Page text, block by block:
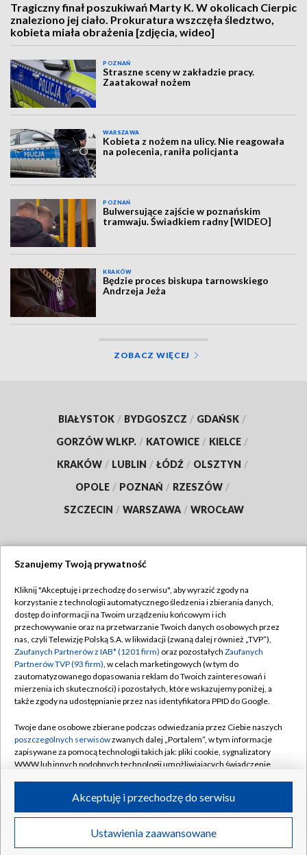
Tragiczny finał poszukiwań Marty K. W okolicach Cierpic
znaleziono jej ciało. Prokuratura wszczęła śledztwo,
kobieta miała obrażenia [zdjęcia, wideo]
POZNAŃ
Straszne sceny w zakładzie pracy.
Zaatakował nożem
WARSZAWA
Kobieta z nożem na ulicy. Nie reagowała
na polecenia, raniła policjanta
POZNAŃ
Bulwersujące zajście w poznańskim
tramwaju. Świadkiem radny [WIDEO]
KRAKÓW
Będzie proces biskupa tarnowskiego
Andrzeja Jeża
ZOBACZ WIĘCEJ
BIAŁYSTOK / BYDGOSZCZ / GDAŃSK /
GORZÓW WLKP. / KATOWICE / KIELCE /
KRAKÓW / LUBLIN / ŁÓDŹ / OLSZTYN /
OPOLE / POZNAŃ / RZESZÓW /
SZCZECIN / WARSZAWA / WROCŁAW
TVP
Abonament TVP
Emisja w TVP
Centrum informacji TVP
Naziemna Telewizja Cyfrowa
Rada Programowa
System NOS
Informacje o nadawcy
Program dla prasy
Ogłoszenie przetargowe
Regulamin TVP
Polityka prywatności
Moje zgody
Pomoc
Kontakt
Kanały
©2026 Telewizja Polska S.A. w likwidacji
Szanujemy Twoją prywatność
Kliknij "Akceptuję i przechodzę do serwisu", aby wyrazić zgody na
korzystanie z technologii automatycznego śledzenia i zbierania danych,
dostęp do informacji na Twoim urządzeniu końcowym i ich
przechowywanie oraz na przetwarzanie Twoich danych osobowych przez
nas, czyli Telewizję Polską S.A. w likwidacji (zwaną dalej również „TVP”),
Zaufanych Partnerów z IAB* (1201 firm) oraz pozostałych Zaufanych
Partnerów TVP (93 firm), w celach marketingowych (w tym do
zautomatyzowanego dopasowania reklam do Twoich zainteresowań i
mierzenia ich skuteczności) i pozostałych, które wskazujemy poniżej, a
także zgody na udostępnianie przez nas identyfikatora PPID do Google.
Twoje dane osobowe zbierane podczas odwiedzania przez Ciebie naszych
poszczególnych serwisówzwanych dalej „Portalem”, w tym informacje
zapisywane za pomocą technologii takich jak: pliki cookie, sygnalizatory
WWW lub innych podobnych technologii umożliwiających świadczenie
ruchu w Internecie.
Twoje dane osobowe zbierane podczas odwiedzania przez Ciebie
poszczególnych serwisówna Portalu, takie jak adresy IP, identyfikatory
Ustawienia zaawansowane
Akceptuję i przechodzę do serwisu